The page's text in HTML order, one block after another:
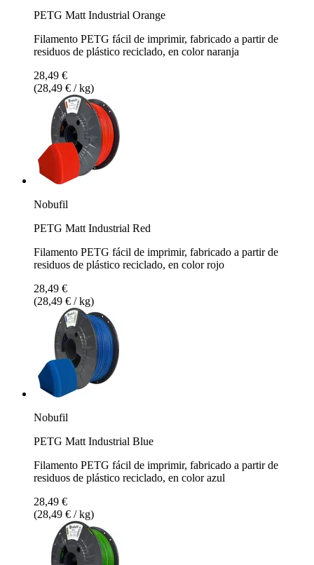
PETG Matt Industrial Orange
Filamento PETG fácil de imprimir, fabricado a partir de
residuos de plástico reciclado, en color naranja
28,49 €
(28,49 € / kg)
Nobufil
PETG Matt Industrial Red
Filamento PETG fácil de imprimir, fabricado a partir de
residuos de plástico reciclado, en color rojo
28,49 €
(28,49 € / kg)
Nobufil
PETG Matt Industrial Blue
Filamento PETG fácil de imprimir, fabricado a partir de
residuos de plástico reciclado, en color azul
28,49 €
(28,49 € / kg)